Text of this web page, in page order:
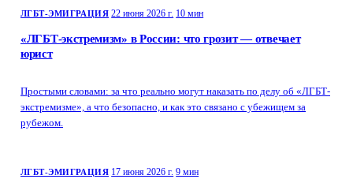
ЛГБТ-ЭМИГРАЦИЯ 22 июня 2026 г. 10 мин
«ЛГБТ-экстремизм» в России: что грозит — отвечает
юрист
Простыми словами: за что реально могут наказать по делу об «ЛГБТ-
экстремизме», а что безопасно, и как это связано с убежищем за
рубежом.
ЛГБТ-ЭМИГРАЦИЯ 17 июня 2026 г. 9 мин